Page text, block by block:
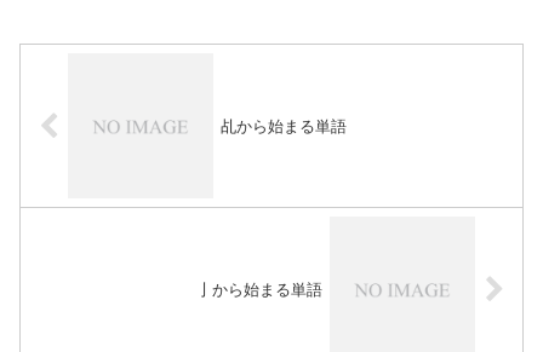
乩から始まる単語
亅から始まる単語